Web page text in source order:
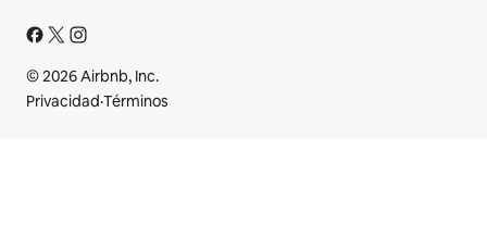
© 2026 Airbnb, Inc.
Privacidad·Términos